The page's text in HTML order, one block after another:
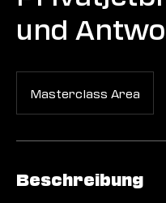
und
Masterclass Area
Beschreibung